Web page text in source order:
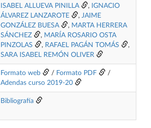
ISABEL ALLUEVA PINILLA
, IGNACIO
ÁLVAREZ LANZAROTE
, JAIME
GONZÁLEZ BUESA
, MARTA HERRERA
SÁNCHEZ
, MARÍA ROSARIO OSTA
PINZOLAS
, RAFAEL PAGÁN TOMÁS
,
SARA ISABEL REMÓN OLIVER
Formato web / Formato PDF
/
Adendas curso 2019-20
Bibliografía